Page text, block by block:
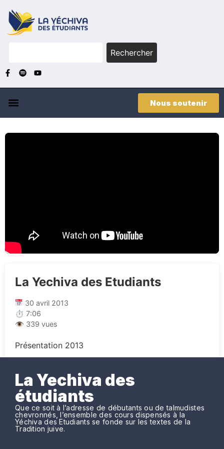
Rechercher
Nous soutenir
La Yechiva des Etudiants
30 avril 2013
⏱ 7:06
👁 339 vues
Présentation 2013
La Yechiva des
étudiants
Que ce soit à l’adresse de débutants ou de talmudistes
chevronnés, l’ensemble des cours dispensés à la
Yéchiva des Etudiants se fonde sur les textes de la
Tradition juive.